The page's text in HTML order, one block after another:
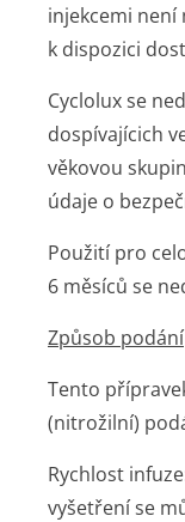
injekcemi
k dispozici
Cyclolux se
dospívajícich
věkovou
údaje o
Použití pro
6 měsíců se
Způsob podání
Tento
(nitrožilní)
Rychlost
vyšetření se